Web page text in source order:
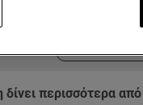
περισσότερα άρθρα μας στα
περισσότερα